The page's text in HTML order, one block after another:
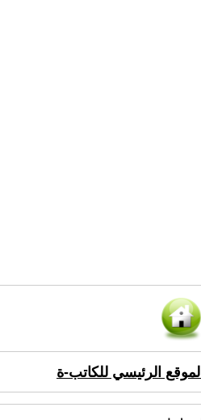
الموقع الرئيسي للكاتب-ة